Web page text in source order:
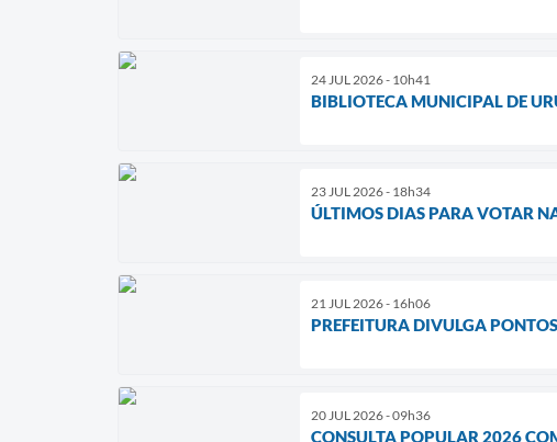
24 JUL 2026 - 10h41
BIBLIOTECA MUNICIPAL DE
23 JUL 2026 - 18h34
ÚLTIMOS DIAS PARA VOTAR
21 JUL 2026 - 16h06
PREFEITURA DIVULGA
20 JUL 2026 - 09h36
CONSULTA POPULAR 2026